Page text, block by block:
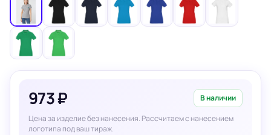
973 ₽ В наличии
Цена за изделие без нанесения. Рассчитаем с нанесением
логотипа под ваш тираж.